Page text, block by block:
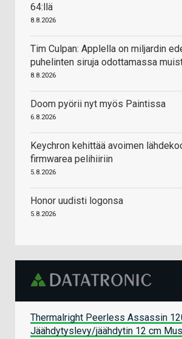
64:llä
8.8.2026
Tim Culpan: Applella on miljardin
puhelinten siruja odottamassa
8.8.2026
Doom pyörii nyt myös Paintissa
6.8.2026
Keychron kehittää avoimen
firmwarea pelihiiriin
5.8.2026
Honor uudisti logonsa
5.8.2026
Thermalright Peerless Assassin
Jäähdytyslevy/jäähdytin 12 cm